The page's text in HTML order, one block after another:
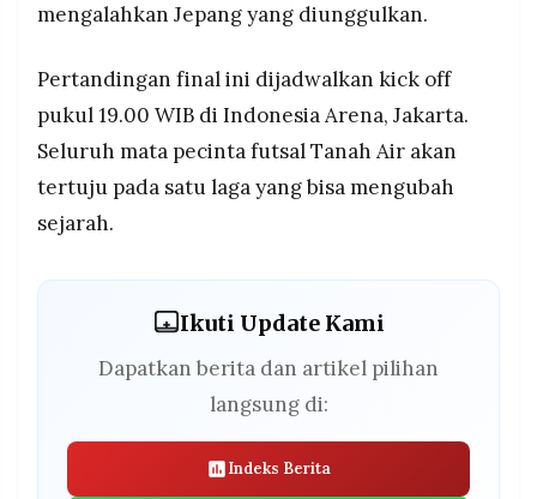
mengalahkan Jepang yang diunggulkan.
Pertandingan final ini dijadwalkan kick off
pukul 19.00 WIB di Indonesia Arena, Jakarta.
Seluruh mata pecinta futsal Tanah Air akan
tertuju pada satu laga yang bisa mengubah
sejarah.
Ikuti Update Kami
Dapatkan berita dan artikel pilihan
langsung di:
Indeks Berita